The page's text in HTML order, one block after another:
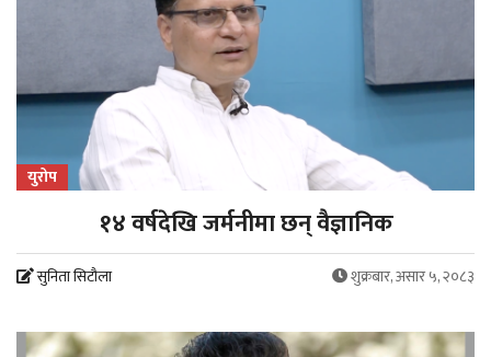
युरोप
१४ वर्षदेखि जर्मनीमा छन् वैज्ञानिक
सुनिता सिटौला शुक्रबार, असार ५, २०८३